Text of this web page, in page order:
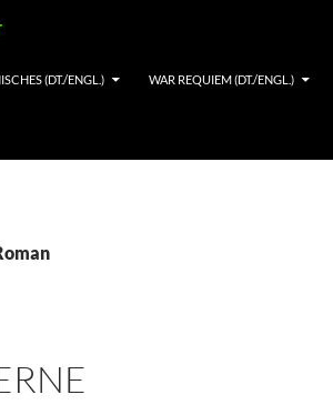
(DT./ENGL.) WAR REQUIEM (DT./ENGL.)